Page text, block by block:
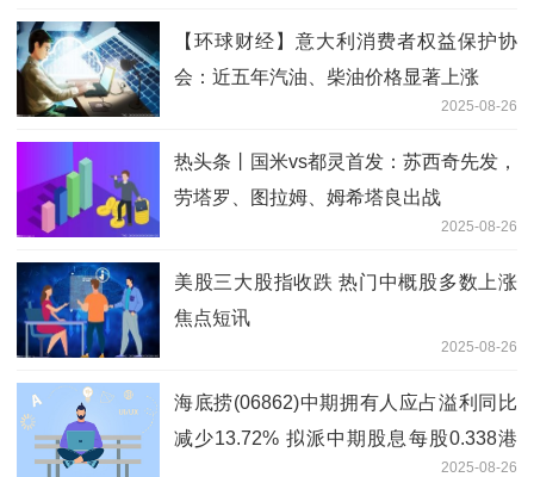
【环球财经】意大利消费者权益保护协
会：近五年汽油、柴油价格显著上涨
2025-08-26
热头条丨国米vs都灵首发：苏西奇先发，
劳塔罗、图拉姆、姆希塔良出战
2025-08-26
美股三大股指收跌 热门中概股多数上涨
焦点短讯
2025-08-26
海底捞(06862)中期拥有人应占溢利同比
减少13.72% 拟派中期股息每股0.338港
2025-08-26